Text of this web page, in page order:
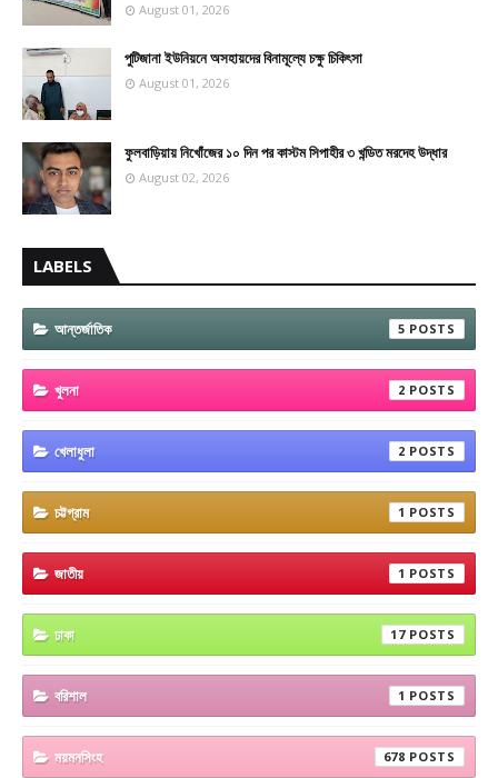
August 01, 2026
পুটিজানা ইউনিয়নে অসহায়দের বিনামূল্যে চক্ষু চিকিৎসা
August 01, 2026
ফুলবাড়িয়ায় নিখোঁজের ১০ দিন পর কাস্টম সিপাহীর ৩ খন্ডিত মরদেহ উদ্ধার
August 02, 2026
LABELS
আন্তর্জাতিক 5
খুলনা 2
খেলাধুলা 2
চট্টগ্রাম 1
জাতীয় 1
ঢাকা 17
বরিশাল 1
ময়মনসিংহ 678